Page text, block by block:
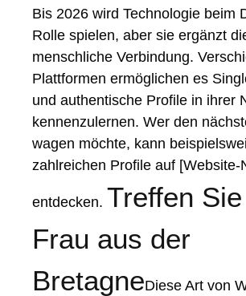
Bis 2026 wird Technologie beim
Rolle spielen, aber sie ergänzt
menschliche Verbindung.
Plattformen ermöglichen es
und authentische Profile in ihrer
kennenzulernen. Wer den
wagen möchte, kann
zahlreichen Profile auf [Website-
entdecken. Treffen
Frau aus der
BretagneDiese Art von